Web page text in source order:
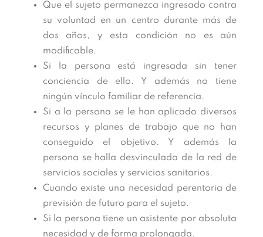
Que el sujeto permanezca ingresado contra
su voluntad en un centro durante más de
dos años, y esta condición no es aún
modificable.
Si la persona está ingresada sin tener
conciencia de ello. Y además no tiene
ningún vínculo familiar de referencia.
Si a la persona se le han aplicado diversos
recursos y planes de trabajo que no han
conseguido el objetivo. Y además la
persona se halla desvinculada de la red de
servicios sociales y servicios sanitarios.
Cuando existe una necesidad perentoria de
previsión de futuro para el sujeto.
Si la persona tiene un asistente por absoluta
necesidad y de forma prolongada.